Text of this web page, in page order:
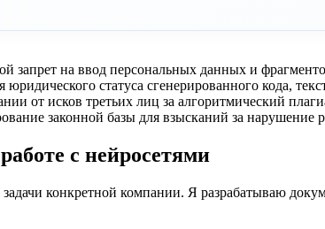
запрет на ввод персональных данных и
юридического статуса сгенерированного кода,
от исков третьих лиц за алгоритмический
законной базы для взысканий за нарушение
с нейросетями
конкретной компании. Я разрабатываю